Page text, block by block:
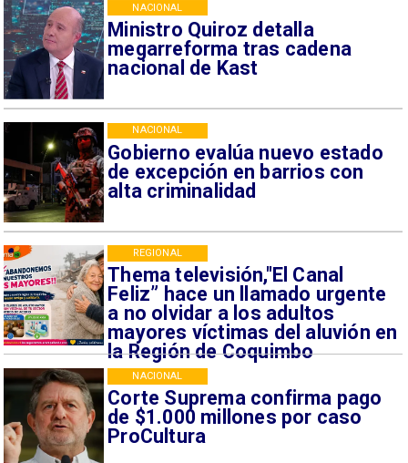
Ministro Quiroz detalla
megarreforma tras cadena
nacional de Kast
NACIONAL
Gobierno evalúa nuevo estado
de excepción en barrios con
alta criminalidad
NACIONAL
Thema televisión,"El Canal
Feliz” hace un llamado urgente
a no olvidar a los adultos
mayores víctimas del aluvión en
la Región de Coquimbo
REGIONAL
Corte Suprema confirma pago
de $1.000 millones por caso
ProCultura
NACIONAL